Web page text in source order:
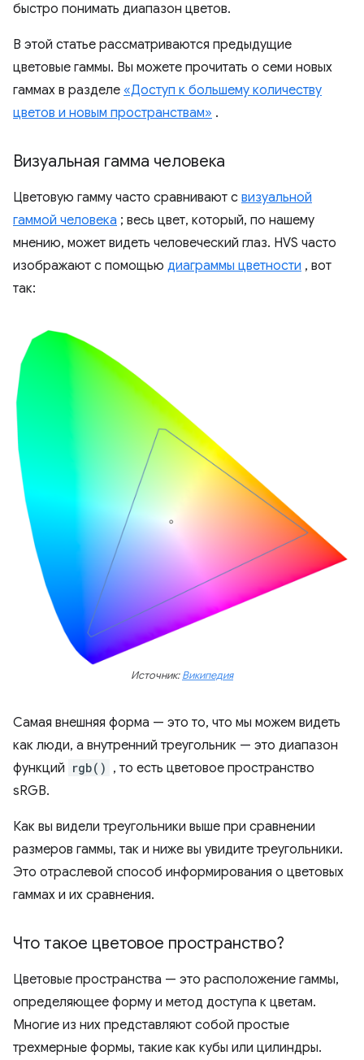
быстро понимать диапазон цветов.
В этой статье рассматриваются предыдущие
цветовые гаммы. Вы можете прочитать о семи новых
гаммах в разделе «Доступ к большему количеству
цветов и новым пространствам» .
Визуальная гамма человека
Цветовую гамму часто сравнивают с визуальной
гаммой человека ; весь цвет, который, по нашему
мнению, может видеть человеческий глаз. HVS часто
изображают с помощью диаграммы цветности , вот
так:
Источник:Википедия
Самая внешняя форма — это то, что мы можем видеть
как люди, а внутренний треугольник — это диапазон
функций rgb() , то есть цветовое пространство
sRGB.
Как вы видели треугольники выше при сравнении
размеров гаммы, так и ниже вы увидите треугольники.
Это отраслевой способ информирования о цветовых
гаммах и их сравнения.
Что такое цветовое пространство?
Цветовые пространства — это расположение гаммы,
определяющее форму и метод доступа к цветам.
Многие из них представляют собой простые
трехмерные формы, такие как кубы или цилиндры.